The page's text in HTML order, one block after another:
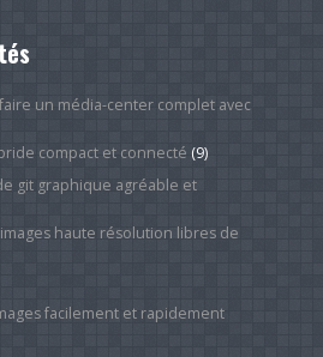
un média-center complet avec
compact et connecté (9)
git graphique agréable et
haute résolution libres de
facilement et rapidement